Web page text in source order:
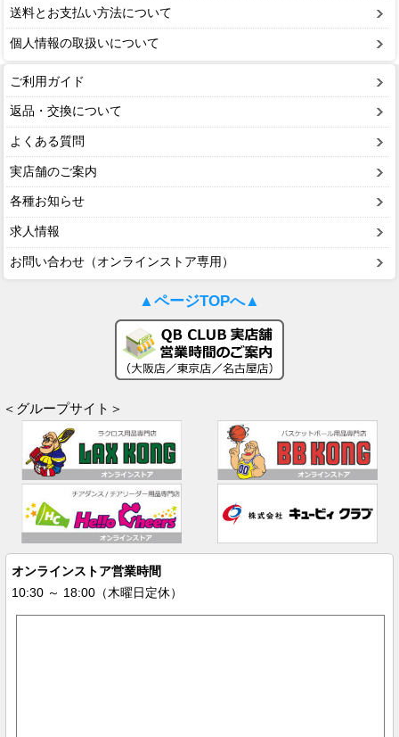
送料とお支払い方法について
個人情報の取扱いについて
ご利用ガイド
返品・交換について
よくある質問
実店舗のご案内
各種お知らせ
求人情報
お問い合わせ（オンラインストア専用）
▲ページTOPへ▲
＜グループサイト＞
オンラインストア営業時間
10:30 ～ 18:00（木曜日定休）